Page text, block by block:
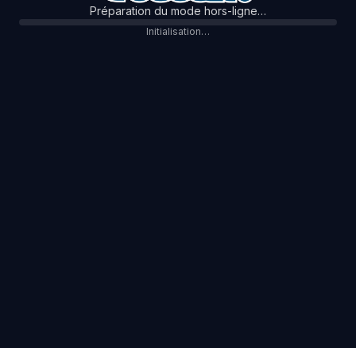
Préparation du mode hors-ligne…
Initialisation…